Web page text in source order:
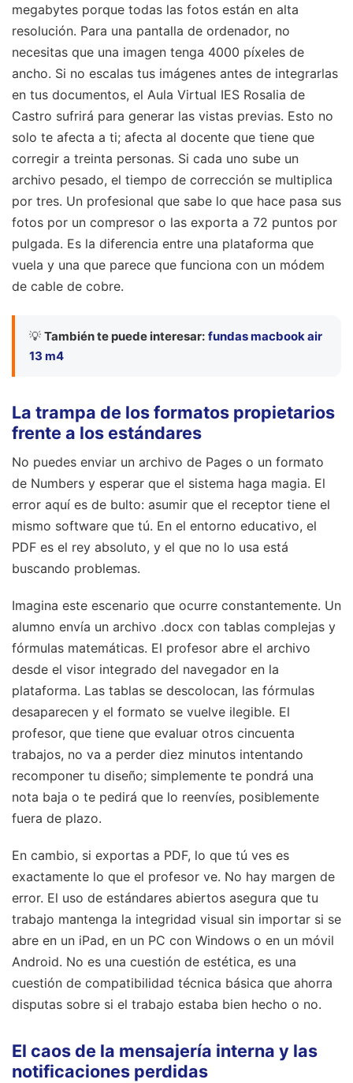
megabytes porque todas las fotos están en alta
resolución. Para una pantalla de ordenador, no
necesitas que una imagen tenga 4000 píxeles de
ancho. Si no escalas tus imágenes antes de integrarlas
en tus documentos, el Aula Virtual IES Rosalia de
Castro sufrirá para generar las vistas previas. Esto no
solo te afecta a ti; afecta al docente que tiene que
corregir a treinta personas. Si cada uno sube un
archivo pesado, el tiempo de corrección se multiplica
por tres. Un profesional que sabe lo que hace pasa sus
fotos por un compresor o las exporta a 72 puntos por
pulgada. Es la diferencia entre una plataforma que
vuela y una que parece que funciona con un módem
de cable de cobre.
💡 También te puede interesar: fundas macbook air
13 m4
La trampa de los formatos propietarios
frente a los estándares
No puedes enviar un archivo de Pages o un formato
de Numbers y esperar que el sistema haga magia. El
error aquí es de bulto: asumir que el receptor tiene el
mismo software que tú. En el entorno educativo, el
PDF es el rey absoluto, y el que no lo usa está
buscando problemas.
Imagina este escenario que ocurre constantemente. Un
alumno envía un archivo .docx con tablas complejas y
fórmulas matemáticas. El profesor abre el archivo
desde el visor integrado del navegador en la
plataforma. Las tablas se descolocan, las fórmulas
desaparecen y el formato se vuelve ilegible. El
profesor, que tiene que evaluar otros cincuenta
trabajos, no va a perder diez minutos intentando
recomponer tu diseño; simplemente te pondrá una
nota baja o te pedirá que lo reenvíes, posiblemente
fuera de plazo.
En cambio, si exportas a PDF, lo que tú ves es
exactamente lo que el profesor ve. No hay margen de
error. El uso de estándares abiertos asegura que tu
trabajo mantenga la integridad visual sin importar si se
abre en un iPad, en un PC con Windows o en un móvil
Android. No es una cuestión de estética, es una
cuestión de compatibilidad técnica básica que ahorra
disputas sobre si el trabajo estaba bien hecho o no.
El caos de la mensajería interna y las
notificaciones perdidas